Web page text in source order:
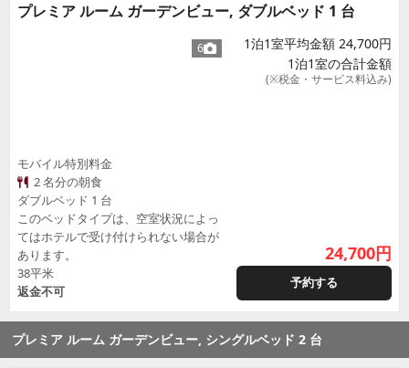
プレミア ルーム ガーデンビュー, ダブルベッド 1 台
6
モバイル特別料金
2 名分の朝食
ダブルベッド 1 台
このベッドタイプは、空室状況によっ
てはホテルで受け付けられない場合が
あります。
38平米
返金不可
1泊1室平均金額 24,700円
1泊1室の合計金額
(※税金・サービス料込み)
24,700円
予約する
プレミア ルーム ガーデンビュー, シングルベッド 2 台